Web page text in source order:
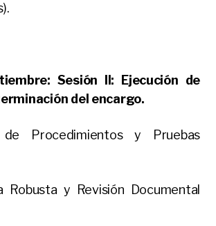
Sesión II: Ejecución de
del encargo.
Procedimientos y Pruebas
Robusta y Revisión Documental